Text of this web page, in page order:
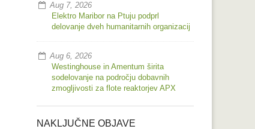
Aug 7, 2026
Elektro Maribor na Ptuju podprl
delovanje dveh humanitarnih organizacij
Aug 6, 2026
Westinghouse in Amentum širita
sodelovanje na področju dobavnih
zmogljivosti za flote reaktorjev APX
NAKLJUČNE OBJAVE